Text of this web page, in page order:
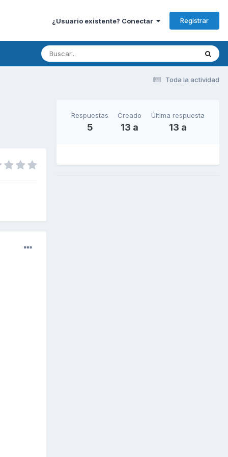
¿Usuario existente? Conectar Registrar
Toda la actividad
Respuestas
5
Creado
13 a
Última respuesta
13 a